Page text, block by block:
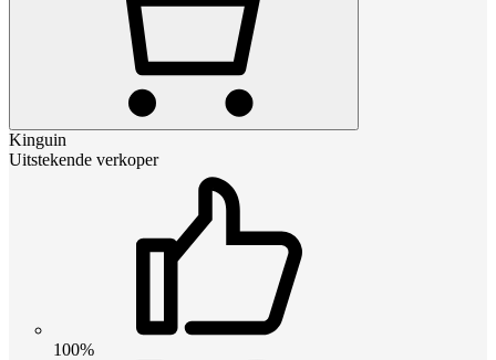
Kinguin
Uitstekende verkoper
100%